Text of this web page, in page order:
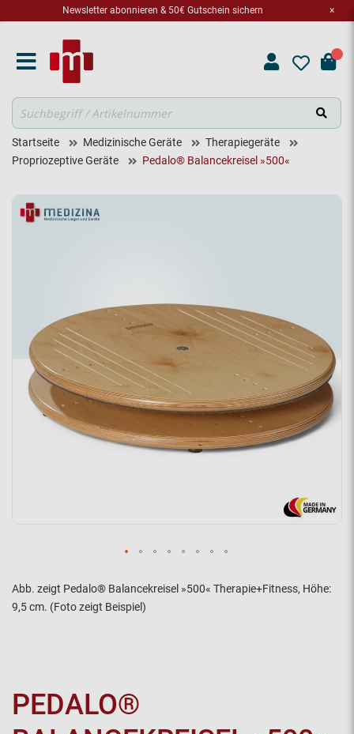
×
Newsletter abonnieren & 50€ Gutschein sichern
Suche
Startseite Medizinische Geräte
Therapiegeräte
Propriozeptive Geräte
Pedalo® Balancekreisel »500«
Abb. zeigt Pedalo® Balancekreisel »500« Therapie+Fitness, Höhe:
9,5 cm. (Foto zeigt Beispiel)
PEDALO®